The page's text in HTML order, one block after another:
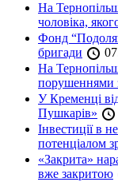
На
чоловіка,
Фонд
бригади
На
порушеннями
У Кременці
Пушкарів»
Інвестиції в
потенціалом
«Закрита»
вже закритою